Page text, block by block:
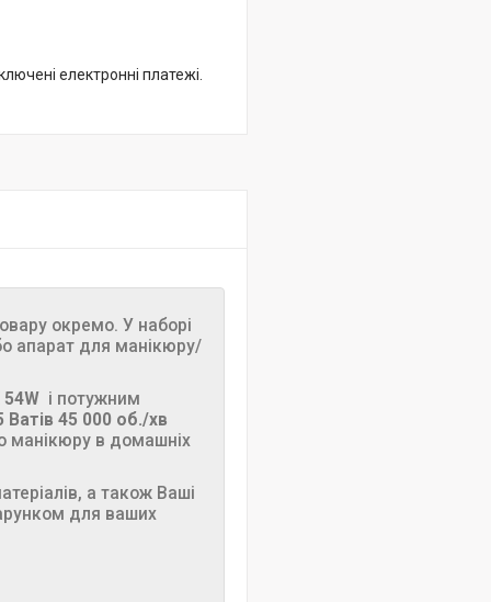
електронні платежі.
окремо. У наборі
апарат для манікюру/
54W і потужним
Ватів 45 000 об./хв
манікюру в домашніх
а також Ваші
для ваших